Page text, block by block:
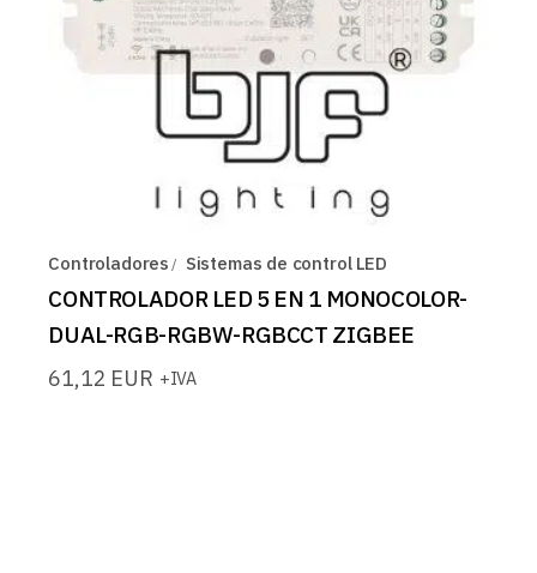
Controladores Sistemas de control LED
CONTROLADOR LED 5 EN 1 MONOCOLOR-
DUAL-RGB-RGBW-RGBCCT ZIGBEE
61,12 EUR +IVA